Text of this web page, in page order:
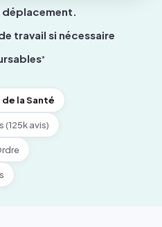
déplacement.
travail si nécessaire
*
la Santé
(125k avis)